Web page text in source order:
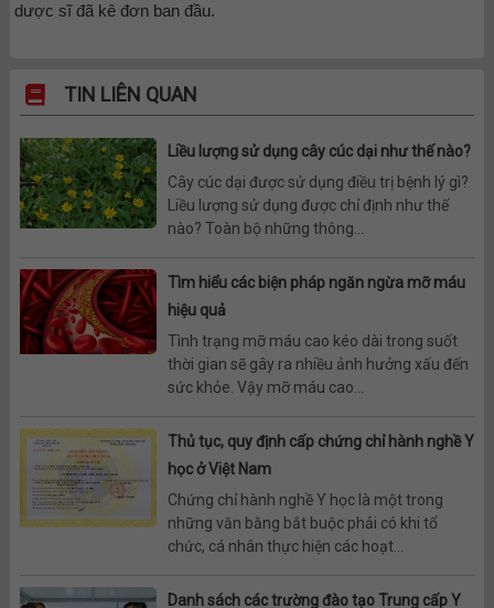
dược sĩ đã kê đơn ban đầu.
TIN LIÊN QUAN
Liều lượng sử dụng cây cúc dại như thế nào?
Cây cúc dại được sử dụng điều trị bệnh lý gì?
Liều lượng sử dụng được chỉ định như thế
nào? Toàn bộ những thông...
Tìm hiểu các biện pháp ngăn ngừa mỡ máu
hiệu quả
Tình trạng mỡ máu cao kéo dài trong suốt
thời gian sẽ gây ra nhiều ảnh hưởng xấu đến
sức khỏe. Vậy mỡ máu cao...
Thủ tục, quy định cấp chứng chỉ hành nghề Y
học ở Việt Nam
Chứng chỉ hành nghề Y học là một trong
những văn bằng bắt buộc phải có khi tổ
chức, cá nhân thực hiện các hoạt...
Danh sách các trường đào tạo Trung cấp Y